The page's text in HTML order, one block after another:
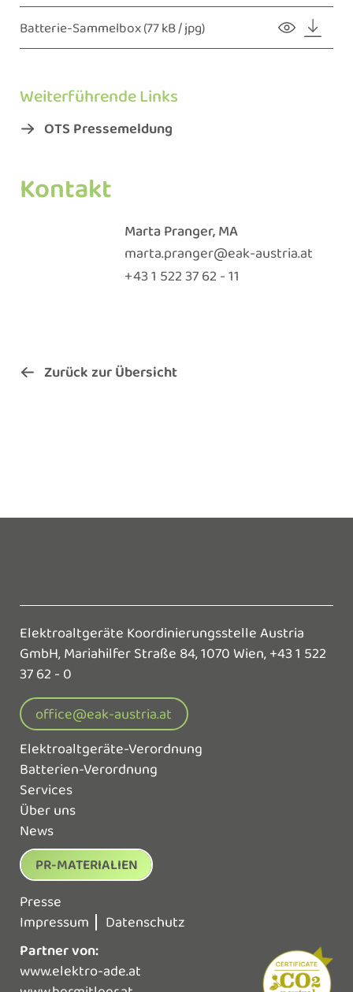
Batterie-Sammelbox(77 kB / jpg)
Weiterführende Links
OTS Pressemeldung
Kontakt
Marta Pranger, MA
marta.pranger@eak-austria.at
+ 43 1 522 37 62 - 11
Zurück zur Übersicht
Elektroaltgeräte Koordinierungsstelle Austria
GmbH,Mariahilfer Straße 84, 1070 Wien,+43 1 522
37 62 - 0
office@eak-austria.at
Elektroaltgeräte-Verordnung
Batterien-Verordnung
Services
Über uns
News
PR-MATERIALIEN
Presse
Impressum
Datenschutz
Partner von:
www.elektro-ade.at